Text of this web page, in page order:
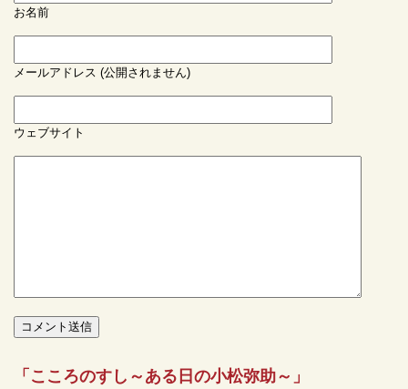
お名前
メールアドレス (公開されません)
ウェブサイト
「こころのすし～ある日の小松弥助～」